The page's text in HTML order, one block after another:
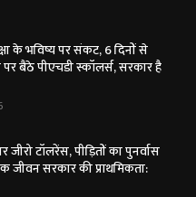
के भविष्य पर संकट, 6 दिनों से
बैठे पीएचडी स्कॉलर्स, सरकार है
जीरो टॉलरेंस, पीड़ितों का पुनर्वास
सरकार की प्राथमिकता: